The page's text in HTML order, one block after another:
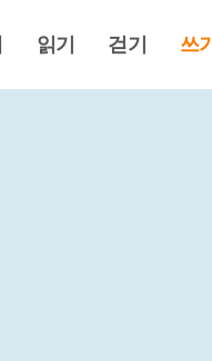
읽기 걷기 쓰기